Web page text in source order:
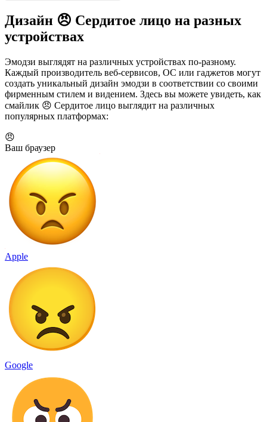
Дизайн 😠 Сердитое лицо на разных
устройствах
Эмодзи выглядят на различных устройствах по-разному.
Каждый производитель веб-сервисов, ОС или гаджетов могут
создать уникальный дизайн эмодзи в соответствии со своими
фирменным стилем и видением. Здесь вы можете увидеть, как
смайлик 😠 Сердитое лицо выглядит на различных
популярных платформах:
😠
Ваш браузер
Apple
Google